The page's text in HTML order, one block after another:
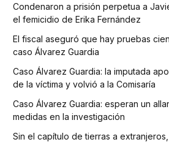
Condenaron a prisión perpetua a
el femicidio de Erika Fernández
El fiscal aseguró que hay pruebas
caso Álvarez Guardia
Caso Álvarez Guardia: la imputada
de la víctima y volvió a la Comisaría
Caso Álvarez Guardia: esperan un
medidas en la investigación
Sin el capítulo de tierras a